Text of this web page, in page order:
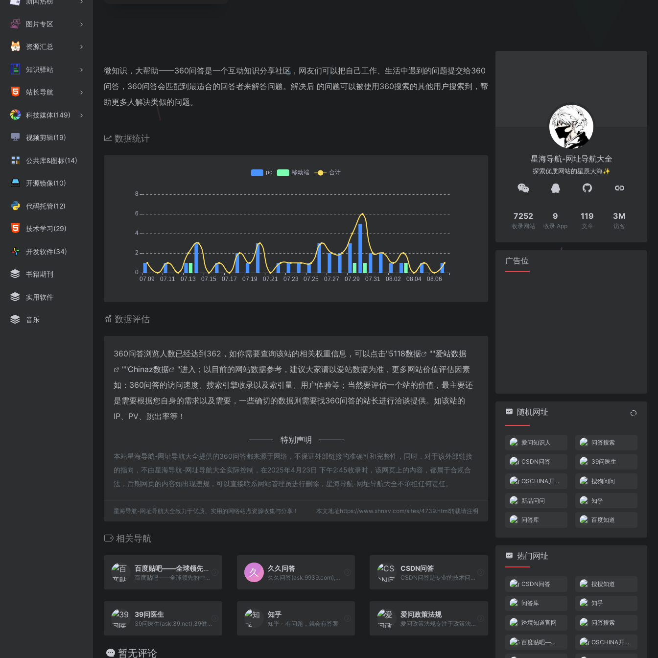
图片专区
资源汇总
知识驿站
站长导航
科技媒体(149)
视频剪辑(19)
公共库&图标(14)
开源镜像(10)
代码托管(12)
技术学习(29)
开发软件(34)
书籍期刊
实用软件
音乐
微知识，大帮助——360问答是一个互动知识分享社区，网友们可以把自己工作、生活中遇到的问题提交给360
问答，360问答会匹配到最适合的回答者来解答问题。解决后 的问题可以被使用360搜索的其他用户搜索到，帮
助更多人解决类似的问题。
数据统计
数据评估
360问答浏览人数已经达到362，如你需要查询该站的相关权重信息，可以点击"5118数据 ""爱站数据
""Chinaz数据
"进入；以目前的网站数据参考，建议大家请以爱站数据为准，更多网站价值评估因素
如：360问答的访问速度、搜索引擎收录以及索引量、用户体验等；当然要评估一个站的价值，最主要还
是需要根据您自身的需求以及需要，一些确切的数据则需要找360问答的站长进行洽谈提供。如该站的
IP、PV、跳出率等！
特别声明
本站星海导航-网址导航大全提供的360问答都来源于网络，不保证外部链接的准确性和完整性，同时，对于该外部链接
的指向，不由星海导航-网址导航大全实际控制，在2025年4月23日 下午2:45收录时，该网页上的内容，都属于合规合
法，后期网页的内容如出现违规，可以直接联系网站管理员进行删除，星海导航-网址导航大全不承担任何责任。
星海导航-网址导航大全致力于优质、实用的网络站点资源收集与分享！ 本文地址https://www.xhnav.com/sites/4739.html转载请注明
相关导航
百度贴吧——全球领先的中文社区
百度贴吧——全球领先的中文社...
久久问答
久久问答(ask.9939.com),中国...
CSDN问答
CSDN问答是专业的技术问答社...
39问医生
39问医生(ask.39.net),39健康...
知乎
知乎 - 有问题，就会有答案
爱问政策法规
爱问政策法规专注于政策法规...
暂无评论
星海导航-网址导航大全
探索优质网站的星辰大海✨
7252
收录网站
9
收录 App
119
文章
3M
访客
广告位
随机网址
爱问知识人 问答搜索
CSDN问答 39问医生
OSCHINA开源问答 搜狗问问
新品问问 知乎
问答库 百度知道
热门网址
CSDN问答 搜搜知道
问答库 知乎
跨境知道官网 问答搜索
百度贴吧——全球领先的中文社区 OSCHINA开源问答